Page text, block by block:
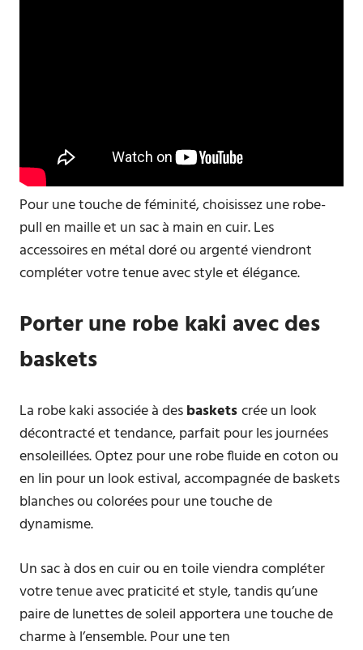
Pour une touche de féminité, choisissez une robe-
pull en maille et un sac à main en cuir. Les
accessoires en métal doré ou argenté viendront
compléter votre tenue avec style et élégance.
Porter une robe kaki avec des
baskets
La robe kaki associée à desbasketscrée un look
décontracté et tendance, parfait pour les journées
ensoleillées. Optez pour une robe fluide en coton ou
en lin pour un look estival, accompagnée de baskets
blanches ou colorées pour une touche de
dynamisme.
Un sac à dos en cuir ou en toile viendra compléter
votre tenue avec praticité et style, tandis qu’une
paire de lunettes de soleil apportera une touche de
charme à l’ensemble. Pour une ten